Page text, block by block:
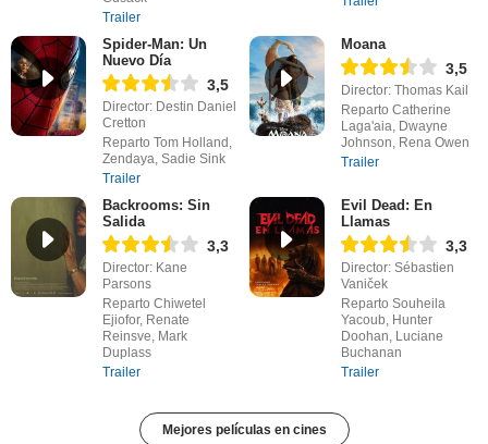
Trailer
Spider-Man: Un
Nuevo Día
3,5
Director: Destin Daniel
Cretton
Reparto Tom Holland,
Zendaya, Sadie Sink
Trailer
Moana
3,5
Director: Thomas Kail
Reparto Catherine
Laga'aia, Dwayne
Johnson, Rena Owen
Trailer
Backrooms: Sin
Salida
3,3
Director: Kane
Parsons
Reparto Chiwetel
Ejiofor, Renate
Reinsve, Mark
Duplass
Trailer
Evil Dead: En
Llamas
3,3
Director: Sébastien
Vaniček
Reparto Souheila
Yacoub, Hunter
Doohan, Luciane
Buchanan
Trailer
Mejores películas en cines